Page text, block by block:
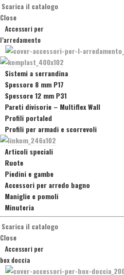
Scarica il catalogo
Close
Accessori per
l’arredamento
Sistemi a serrandina
Spessore 8 mm P17
Spessore 12 mm P31
Pareti divisorie – Multiflex Wall
Profili portaled
Profili per armadi e scorrevoli
Articoli speciali
Ruote
Piedini e gambe
Accessori per arredo bagno
Maniglie e pomoli
Minuteria
Scarica il catalogo
Close
Accessori per
box doccia